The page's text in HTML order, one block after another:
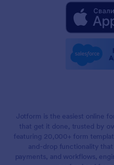
Jotform is the easiest online
that get it done, trusted by
featuring 20,000+ form
and-drop functionality
payments, and workflows,